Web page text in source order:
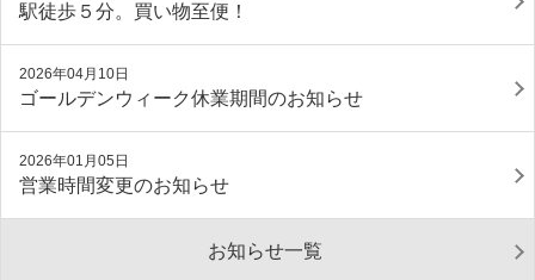
駅徒歩５分。買い物至便！
2026年04月10日
ゴールデンウィーク休業期間のお知らせ
2026年01月05日
営業時間変更のお知らせ
お知らせ一覧